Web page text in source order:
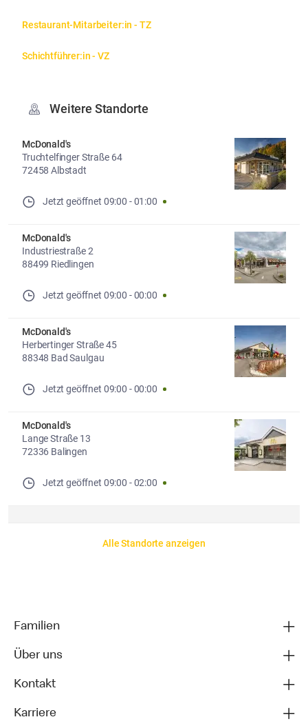
Restaurant-Mitarbeiter:in - TZ
Schichtführer:in - VZ
Weitere Standorte
McDonald's
Truchtelfinger Straße 64
72458 Albstadt
Jetzt geöffnet 09:00 -01:00
McDonald's
Industriestraße 2
88499 Riedlingen
Jetzt geöffnet 09:00 -00:00
McDonald's
Herbertinger Straße 45
88348 Bad Saulgau
Jetzt geöffnet 09:00 -00:00
McDonald's
Lange Straße 13
72336 Balingen
Jetzt geöffnet 09:00 -02:00
Alle Standorte anzeigen
Familien
Über uns
Kontakt
Karriere